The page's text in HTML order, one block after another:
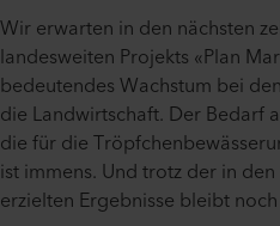
Wir erwarten in den nächsten
landesweiten Projekts «Plan
bedeutendes Wachstum bei
die Landwirtschaft. Der Bedarf
die für die
ist immens. Und trotz der in
erzielten Ergebnisse bleibt